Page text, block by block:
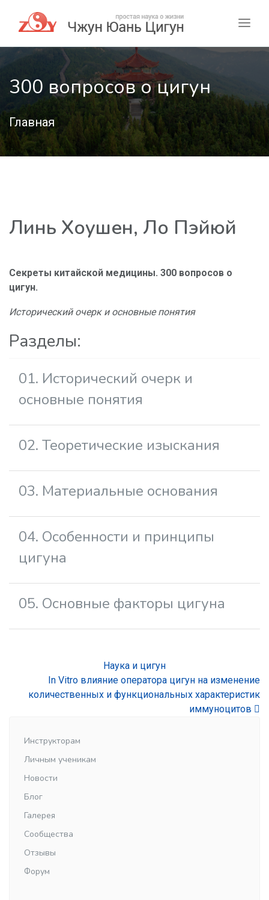
300 вопросов о цигун
Главная
Линь Хоушен, Ло Пэйюй
Секреты китайской медицины. 300 вопросов о
цигун.
Исторический очерк и основные понятия
Разделы:
01. Исторический очерк и
основные понятия
02. Теоретические изыскания
03. Материальные основания
04. Особенности и принципы
цигуна
05. Основные факторы цигуна
Наука и цигун
In Vitro влияние оператора цигун на изменение
количественных и функциональных характеристик
иммуноцитов
Инструкторам
Личным ученикам
Новости
Блог
Галерея
Сообщества
Отзывы
Форум